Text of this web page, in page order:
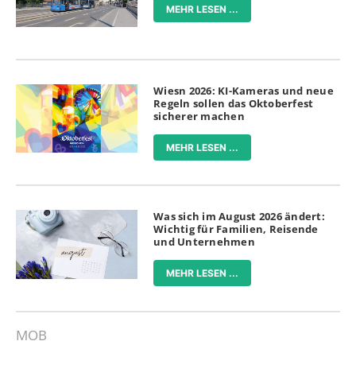
MEHR LESEN ...
Wiesn 2026: KI-Kameras und neue
Regeln sollen das Oktoberfest
sicherer machen
MEHR LESEN ...
Was sich im August 2026 ändert:
Wichtig für Familien, Reisende
und Unternehmen
MEHR LESEN ...
MOB